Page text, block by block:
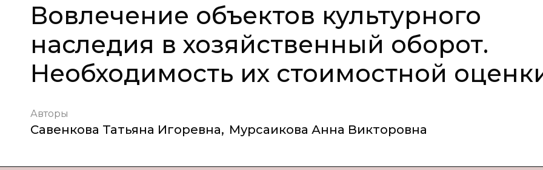
Вовлечение объектов культурного
наследия в хозяйственный оборот.
Необходимость их стоимостной
Авторы
Савенкова Татьяна Игоревна, Мурсаикова Анна Викторовна